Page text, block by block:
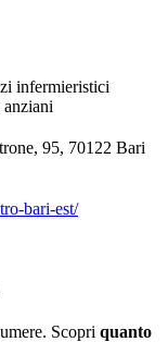
infermieristici
anziani
95, 70122 Bari
bari-est/
Scopri quanto